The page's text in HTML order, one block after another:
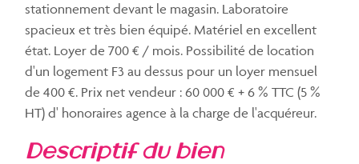
stationnement devant le magasin. Laboratoire
spacieux et très bien équipé. Matériel en excellent
état. Loyer de 700 € / mois. Possibilité de location
d'un logement F3 au dessus pour un loyer mensuel
de 400 €. Prix net vendeur : 60 000 € + 6 % TTC (5 %
HT) d' honoraires agence à la charge de l'acquéreur.
descriptif du bien